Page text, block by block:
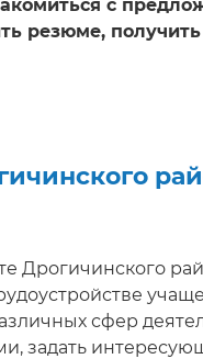
с
резюме,
Дрогичинского
сфер
задать